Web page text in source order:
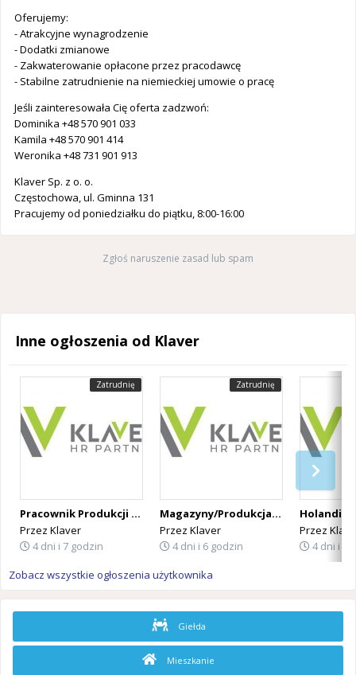
Oferujemy:
- Atrakcyjne wynagrodzenie
- Dodatki zmianowe
- Zakwaterowanie opłacone przez pracodawcę
- Stabilne zatrudnienie na niemieckiej umowie o pracę
Jeśli zainteresowała Cię oferta zadzwoń:
Dominika +48 570 901 033
Kamila +48 570 901 414
Weronika +48 731 901 913
Klaver Sp. z o. o.
Częstochowa, ul. Gminna 131
Pracujemy od poniedziałku do piątku, 8:00-16:00
Zgłoś naruszenie zasad lub spam
Inne ogłoszenia od Klaver
Zatrudnię
Pracownik Produkcji - Branża Mięsna | Holandia
Przez Klaver
4 dni i 7 godzin
Zatrudnię
Magazyny/Produkcja/Szklarnie | Stawka 14,99–17,06 €/h | Wyjazd od zaraz
Przez Klaver
4 dni i 6 godzin
Przez
4 dni i 5
Zobacz wszystkie ogłoszenia użytkownika
Giełda
Mieszkanie